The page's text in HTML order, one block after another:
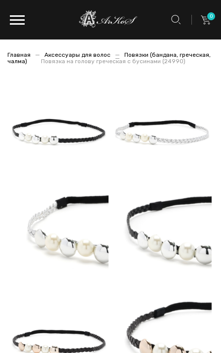
0
Главная Аксессуары для волос
Повязки (бандана, греческая,
чалма)
Повязка на голову греческая с бусинами (24990)